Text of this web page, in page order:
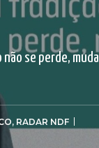
se perde, muda
, RADAR NDF